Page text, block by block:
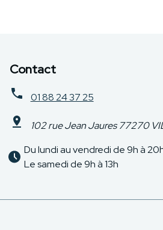
Contact
01 88 24 37 25
102 rue Jean Jaures 77270
Du lundi au vendredi de 9h à
Le samedi de 9h à 13h